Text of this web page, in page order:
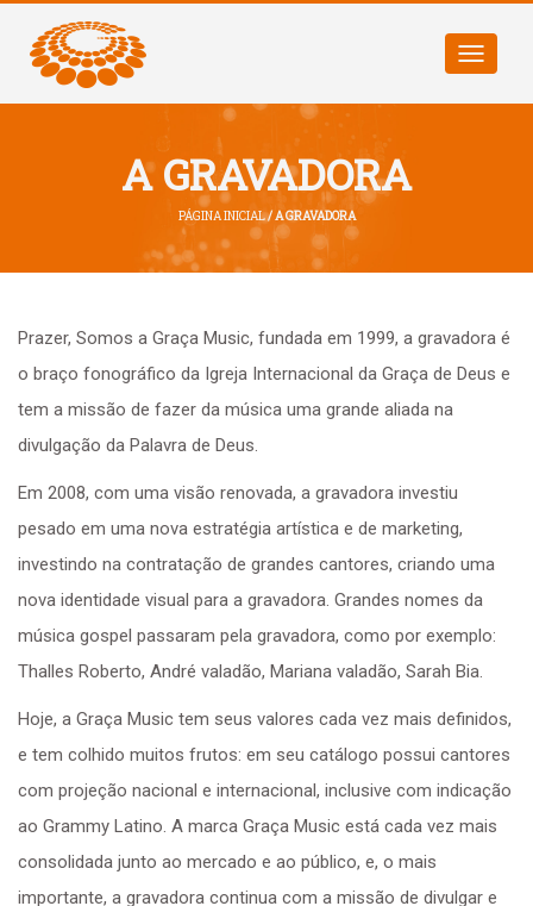
Toggle
A GRAVADORA
PÁGINA INICIAL/ A GRAVADORA
Prazer, Somos a Graça Music, fundada em 1999, a gravadora é
o braço fonográfico da Igreja Internacional da Graça de Deus e
tem a missão de fazer da música uma grande aliada na
divulgação da Palavra de Deus.
Em 2008, com uma visão renovada, a gravadora investiu
pesado em uma nova estratégia artística e de marketing,
investindo na contratação de grandes cantores, criando uma
nova identidade visual para a gravadora. Grandes nomes da
música gospel passaram pela gravadora, como por exemplo:
Thalles Roberto, André valadão, Mariana valadão, Sarah Bia.
Hoje, a Graça Music tem seus valores cada vez mais definidos,
e tem colhido muitos frutos: em seu catálogo possui cantores
com projeção nacional e internacional, inclusive com indicação
ao Grammy Latino. A marca Graça Music está cada vez mais
consolidada junto ao mercado e ao público, e, o mais
importante, a gravadora continua com a missão de divulgar e